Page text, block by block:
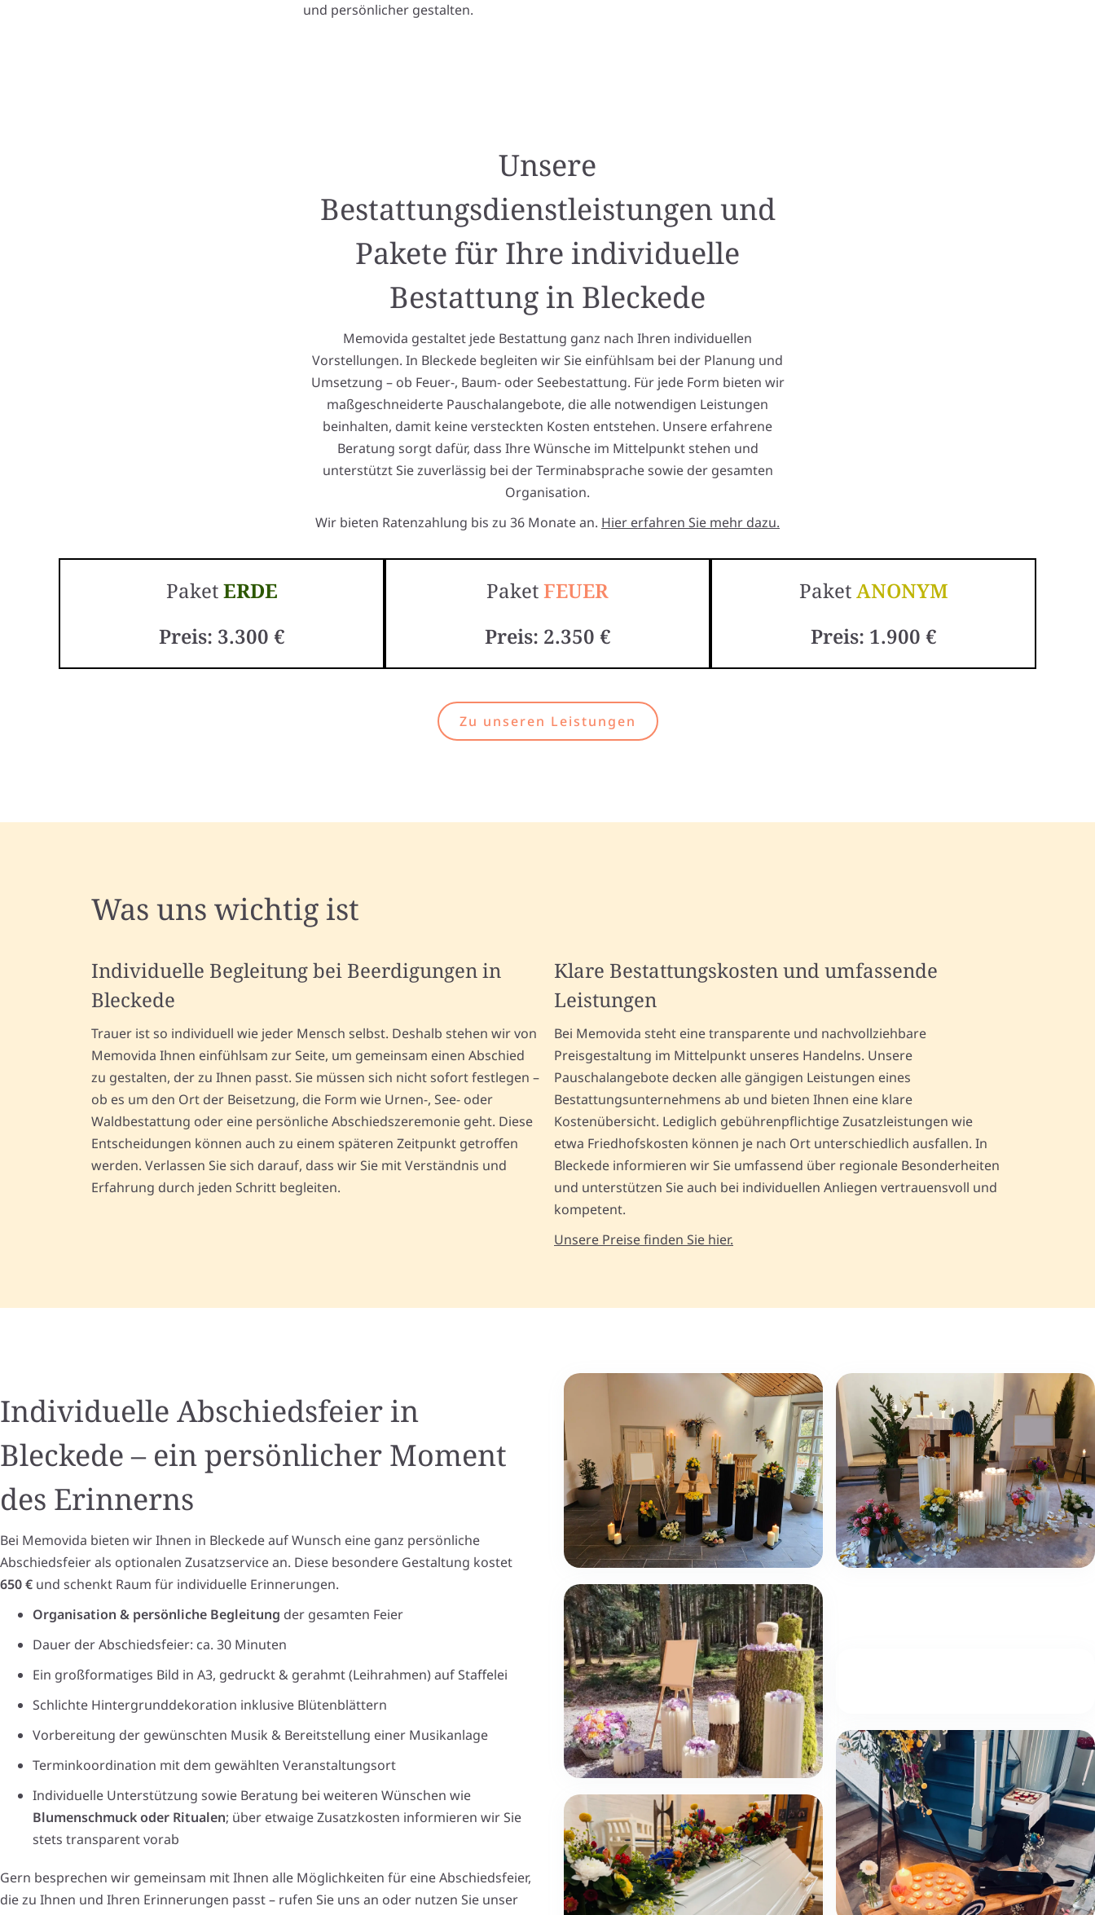
und persönlicher gestalten.
Unsere
Bestattungsdienstleistungen und
Pakete für Ihre individuelle
Bestattung in Bleckede
Memovida gestaltet jede Bestattung ganz nach Ihren individuellen
Vorstellungen. In Bleckede begleiten wir Sie einfühlsam bei der Planung und
Umsetzung – ob Feuer-, Baum- oder Seebestattung. Für jede Form bieten wir
maßgeschneiderte Pauschalangebote, die alle notwendigen Leistungen
beinhalten, damit keine versteckten Kosten entstehen. Unsere erfahrene
Beratung sorgt dafür, dass Ihre Wünsche im Mittelpunkt stehen und
unterstützt Sie zuverlässig bei der Terminabsprache sowie der gesamten
Organisation.
Wir bieten Ratenzahlung bis zu 36 Monate an. Hier erfahren Sie mehr dazu.
PaketERDE
Preis: 3.300 €
PaketFEUER
Preis: 2.350 €
PaketANONYM
Preis: 1.900 €
Zu unseren Leistungen
Was uns wichtig ist
Individuelle Begleitung bei Beerdigungen in
Bleckede
Trauer ist so individuell wie jeder Mensch selbst. Deshalb stehen wir von
Memovida Ihnen einfühlsam zur Seite, um gemeinsam einen Abschied
zu gestalten, der zu Ihnen passt. Sie müssen sich nicht sofort festlegen –
ob es um den Ort der Beisetzung, die Form wie Urnen-, See- oder
Waldbestattung oder eine persönliche Abschiedszeremonie geht. Diese
Entscheidungen können auch zu einem späteren Zeitpunkt getroffen
werden. Verlassen Sie sich darauf, dass wir Sie mit Verständnis und
Erfahrung durch jeden Schritt begleiten.
Klare Bestattungskosten und umfassende
Leistungen
Bei Memovida steht eine transparente und nachvollziehbare
Preisgestaltung im Mittelpunkt unseres Handelns. Unsere
Pauschalangebote decken alle gängigen Leistungen eines
Bestattungsunternehmens ab und bieten Ihnen eine klare
Kostenübersicht. Lediglich gebührenpflichtige Zusatzleistungen wie
etwa Friedhofskosten können je nach Ort unterschiedlich ausfallen. In
Bleckede informieren wir Sie umfassend über regionale Besonderheiten
und unterstützen Sie auch bei individuellen Anliegen vertrauensvoll und
kompetent.
Unsere Preise finden Sie hier.
Individuelle Abschiedsfeier in
Bleckede – ein persönlicher Moment
des Erinnerns
Bei Memovida bieten wir Ihnen in Bleckede auf Wunsch eine ganz persönliche
Abschiedsfeier als optionalen Zusatzservice an. Diese besondere Gestaltung kostet
650 € und schenkt Raum für individuelle Erinnerungen.
Organisation & persönliche Begleitung der gesamten Feier
Dauer der Abschiedsfeier: ca. 30 Minuten
Ein großformatiges Bild in A3, gedruckt & gerahmt (Leihrahmen) auf Staffelei
Schlichte Hintergrunddekoration inklusive Blütenblättern
Vorbereitung der gewünschten Musik & Bereitstellung einer Musikanlage
Terminkoordination mit dem gewählten Veranstaltungsort
Individuelle Unterstützung sowie Beratung bei weiteren Wünschen wie
Blumenschmuck oder Ritualen; über etwaige Zusatzkosten informieren wir Sie
stets transparent vorab
Gern besprechen wir gemeinsam mit Ihnen alle Möglichkeiten für eine Abschiedsfeier,
die zu Ihnen und Ihren Erinnerungen passt – rufen Sie uns an oder nutzen Sie unser